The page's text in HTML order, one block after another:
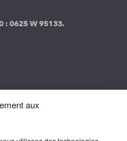
aux
:0625 W 95133.